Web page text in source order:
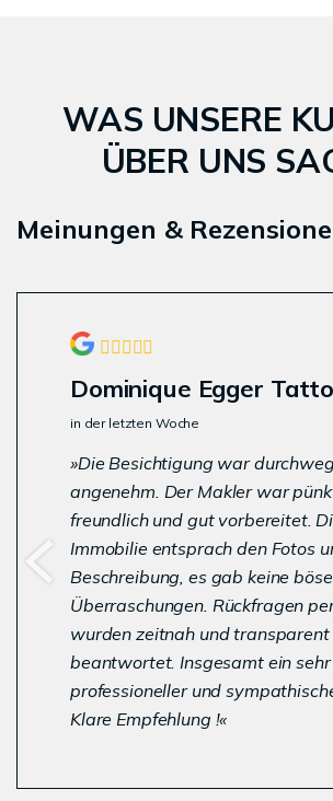
WAS UNSERE
ÜBER UNS
Meinungen &
Dominique Egger
in der letzten Woche
Die Besichtigung war durchweg
angenehm. Der Makler war
freundlich und gut vorbereitet.
Immobilie entsprach den Fotos
Beschreibung, es gab keine
Überraschungen. Rückfragen
wurden zeitnah und transparent
beantwortet. Insgesamt ein sehr
professioneller und
Klare Empfehlung !